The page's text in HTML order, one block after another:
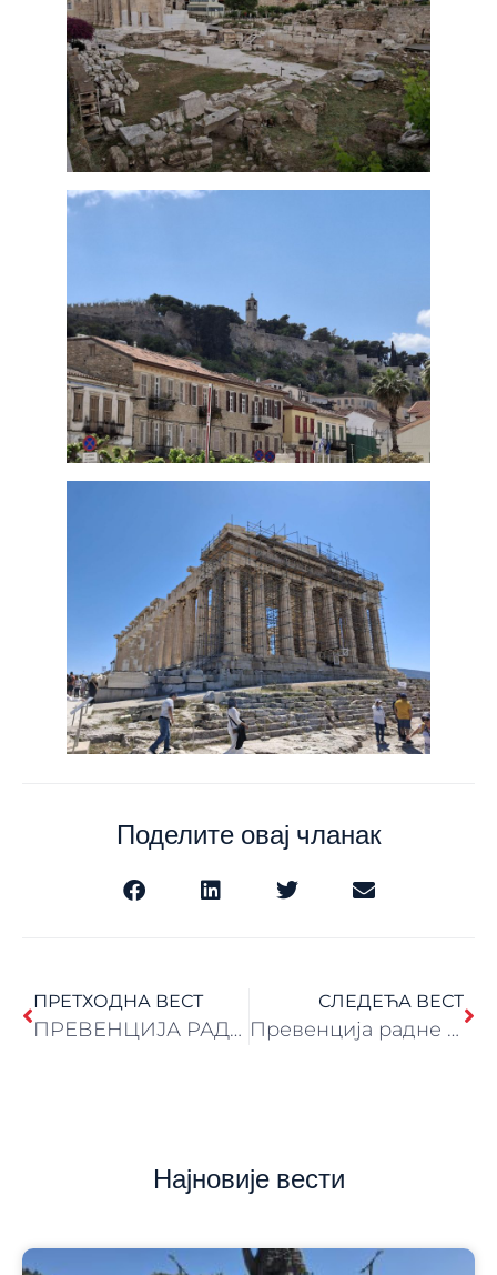
Поделите овај чланак
ПРЕТХОДНА ВЕСТ
ПРЕВЕНЦИЈА РАДНЕ ИНВАЛИДНОСТИ 2025.
СЛЕДЕЋА ВЕСТ
Превенција радне инвалидности – Торони 2025.
Најновије вести